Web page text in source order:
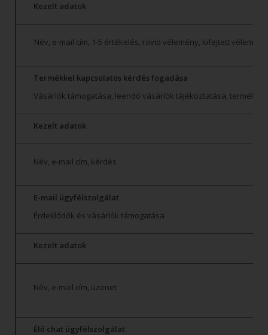
Kezelt adatok
Név, e-mail cím, 1-5 értékelés, rövid vélemény, kifejtett
Termékkel kapcsolatos kérdés fogadása
Vásárlók támogatása, leendő vásárlók tájékoztatása,
Kezelt adatok
Név, e-mail cím, kérdés
E-mail ügyfélszolgálat
Érdeklődők és vásárlók támogatása
Kezelt adatok
Név, e-mail cím, üzenet
Élő chat ügyfélszolgálat